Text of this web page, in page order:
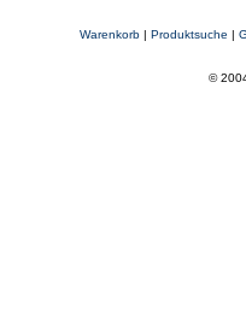
Warenkorb| Produktsuche |
©